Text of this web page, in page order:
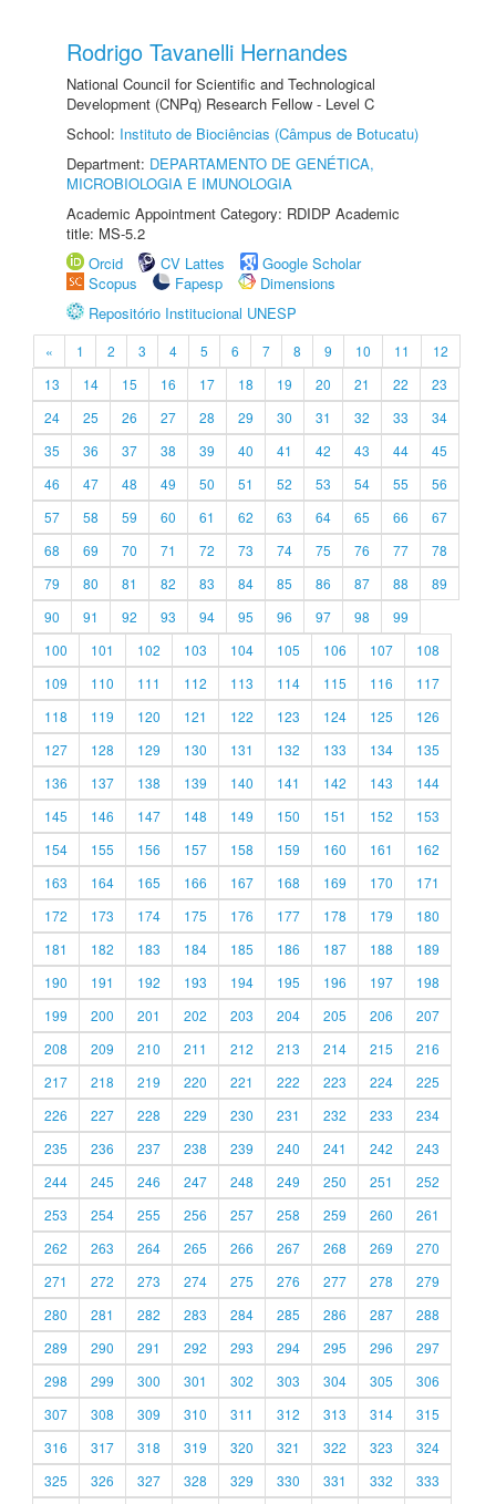
Rodrigo Tavanelli Hernandes
National Council for Scientific and Technological
Development (CNPq) Research Fellow - Level C
School: Instituto de Biociências (Câmpus de Botucatu)
Department: DEPARTAMENTO DE GENÉTICA,
MICROBIOLOGIA E IMUNOLOGIA
Academic Appointment Category: RDIDP Academic
title: MS-5.2
Orcid
CV Lattes
Google Scholar
Scopus
Fapesp
Dimensions
Repositório Institucional UNESP
« 1 2 3 4 5 6 7 8 9 10 11
12
13
14 15 16 17 18 19 20 21 22
23
24
25 26 27 28 29 30 31 32 33
34
35
36 37 38 39 40 41 42 43 44
45
46
47 48 49 50 51 52 53 54 55
56
57
58 59 60 61 62 63 64 65 66
67
68
69 70 71 72 73 74 75 76 77
78
79
80 81 82 83 84 85 86 87 88
89
90
91 92 93 94 95 96 97 98
99
100
101 102 103 104 105 106 107
108
109
110 111 112 113 114 115 116
117
118
119 120 121 122 123 124 125
126
127
128 129 130 131 132 133 134
135
136
137 138 139 140 141 142 143
144
145
146 147 148 149 150 151 152
153
154
155 156 157 158 159 160 161
162
163
164 165 166 167 168 169 170
171
172
173 174 175 176 177 178 179
180
181
182 183 184 185 186 187 188
189
190
191 192 193 194 195 196 197
198
199
200 201 202 203 204 205 206
207
208
209 210 211 212 213 214 215
216
217
218 219 220 221 222 223 224
225
226
227 228 229 230 231 232 233
234
235
236 237 238 239 240 241 242
243
244
245 246 247 248 249 250 251
252
253
254 255 256 257 258 259 260
261
262
263 264 265 266 267 268 269
270
271
272 273 274 275 276 277 278
279
280
281 282 283 284 285 286 287
288
289
290 291 292 293 294 295 296
297
298
299 300 301 302 303 304 305
306
307
308 309 310 311 312 313 314
315
316
317 318 319 320 321 322 323
324
325
326 327 328 329 330 331 332 333